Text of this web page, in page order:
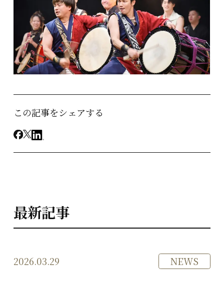
この記事をシェアする
最新記事
2026.03.29 NEWS